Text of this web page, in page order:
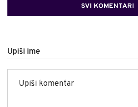
SVI KOMENTARI
Upiši ime